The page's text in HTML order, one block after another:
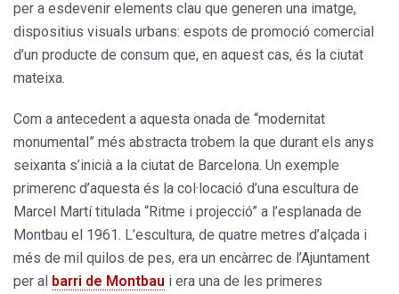
per a esdevenir elements clau que generen una imatge,
dispositius visuals urbans: espots de promoció comercial
d’un producte de consum que, en aquest cas, és la ciutat
mateixa.
Com a antecedent a aquesta onada de “modernitat
monumental” més abstracta trobem la que durant els anys
seixanta s’inicià a la ciutat de Barcelona. Un exemple
primerenc d’aquesta és la col·locació d’una escultura de
Marcel Martí titulada “Ritme i projecció” a l’esplanada de
Montbau el 1961. L’escultura, de quatre metres d’alçada i
més de mil quilos de pes, era un encàrrec de l’Ajuntament
per al barri de Montbau i era una de les primeres